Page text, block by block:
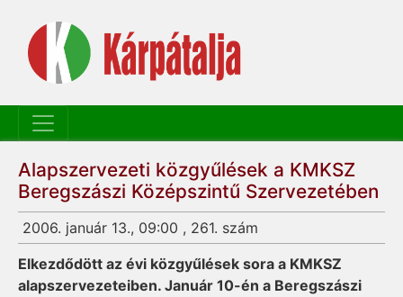
Alapszervezeti közgyűlések a KMKSZ
Beregszászi Középszintű Szervezetében
2006. január 13., 09:00 , 261. szám
Elkezdődött az évi közgyűlések sora a KMKSZ
alapszervezeteiben. Január 10-én a Beregszászi